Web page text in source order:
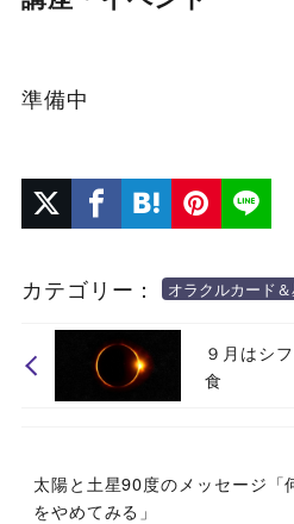
準備中
カテゴリー： オラクルカード
９月はシ
食
太陽と土星90度のメッセージ「
をやめてみる」